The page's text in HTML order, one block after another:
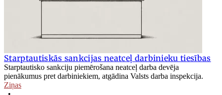
Starptautiskās sankcijas neatceļ darbinieku tiesības
Starptautisko sankciju piemērošana neatceļ darba devēja
pienākumus pret darbiniekiem, atgādina Valsts darba inspekcija.
Ziņas